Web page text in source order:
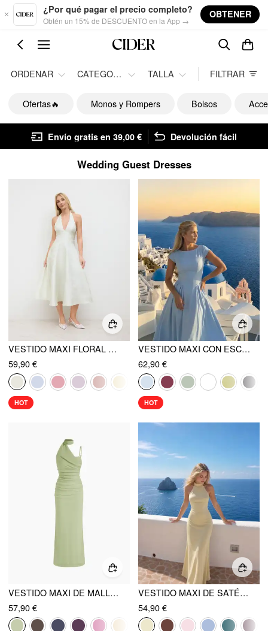
Skip to main content
¿Por qué pagar el precio completo?
Obtén un 15% de DESCUENTO en la App →
OBTENER
ORDENAR CATEGORÍA TALLA FILTRAR
Ofertas🔥 Monos y Rompers Bolsos
Envío gratis en 39,00 € Devolución fácil
Wedding Guest Dresses
VESTIDO MAXI FLORAL CON ESCOTE HALTER Y CORDÓN
59,90 €
HOT
VESTIDO MAXI CON ESCOTE BARCO, RECORTES Y VOLANTES
62,90 €
HOT
VESTIDO MAXI DE MALLA CON ESCOTE HALTER FRUNCIDO Y BUFANDA
57,90 €
VESTIDO MAXI DE SATÉN CON CUELLO HALTER Y ESPALDA DESCUBIERTA
54,90 €